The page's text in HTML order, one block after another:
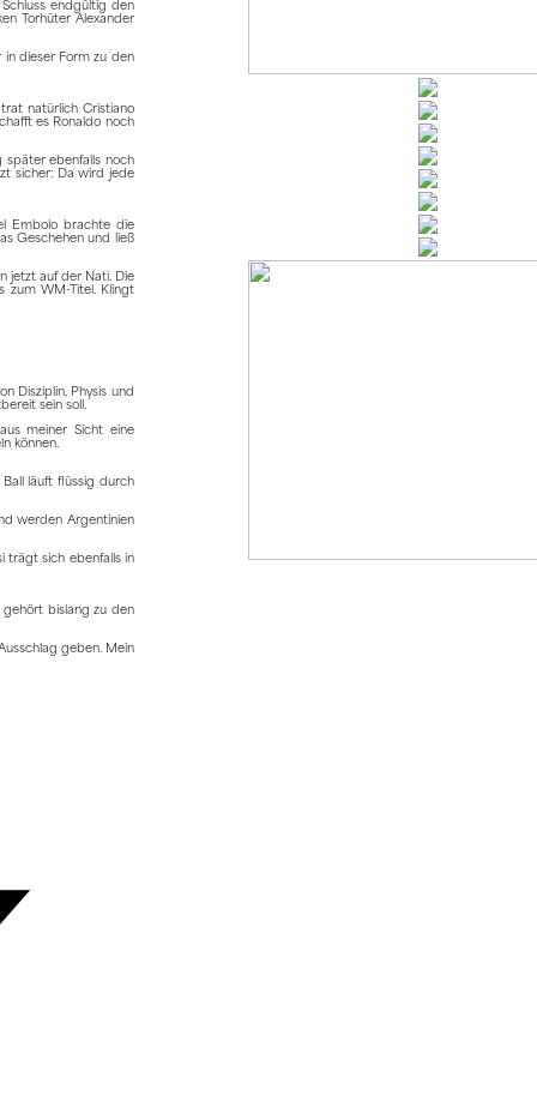
endgültig den
Torhüter Alexander
dieser Form zu den
natürlich Cristiano
es Ronaldo noch
später ebenfalls noch
sicher: Da wird jede
Embolo brachte die
Geschehen und ließ
jetzt auf der Nati. Die
zum WM-Titel. Klingt
Disziplin, Physis und
sein soll.
meiner Sicht eine
können.
läuft flüssig durch
werden Argentinien
trägt sich ebenfalls in
gehört bislang zu den
geben. Mein